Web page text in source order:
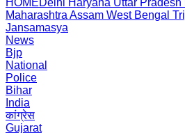
HOMEDelhi Haryana Uttar Pradesh
Maharashtra Assam West Bengal
Jansamasya
News
Bjp
National
Police
Bihar
India
कांग्रेस
Gujarat